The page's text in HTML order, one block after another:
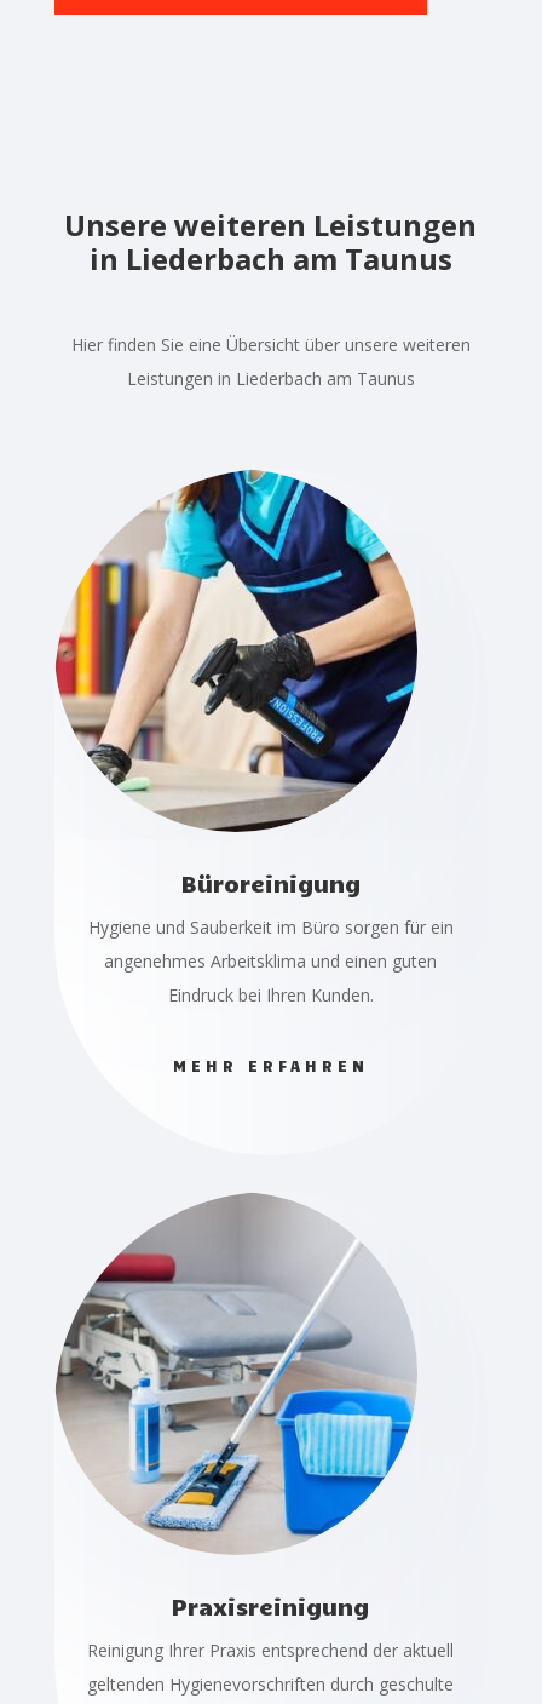
Unsere weiteren Leistungen
in Liederbach am Taunus
Hier finden Sie eine Übersicht über unsere weiteren
Leistungen in Liederbach am Taunus
Büroreinigung
Hygiene und Sauberkeit im Büro sorgen für ein
angenehmes Arbeitsklima und einen guten
Eindruck bei Ihren Kunden.
MEHR ERFAHREN
Praxisreinigung
Reinigung Ihrer Praxis entsprechend der aktuell
geltenden Hygienevorschriften durch geschulte